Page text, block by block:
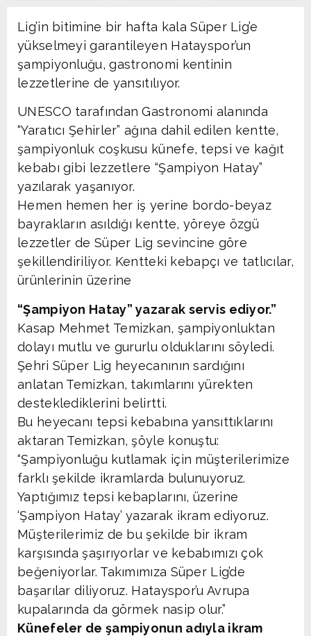
Lig’in bitimine bir hafta kala Süper Lig’e
yükselmeyi garantileyen Hatayspor’un
şampiyonluğu, gastronomi kentinin
lezzetlerine de yansıtılıyor.
UNESCO tarafından Gastronomi alanında
“Yaratıcı Şehirler” ağına dahil edilen kentte,
şampiyonluk coşkusu künefe, tepsi ve kağıt
kebabı gibi lezzetlere “Şampiyon Hatay”
yazılarak yaşanıyor.
Hemen hemen her iş yerine bordo-beyaz
bayrakların asıldığı kentte, yöreye özgü
lezzetler de Süper Lig sevincine göre
şekillendiriliyor. Kentteki kebapçı ve tatlıcılar,
ürünlerinin üzerine
“Şampiyon Hatay” yazarak servis ediyor.”
Kasap Mehmet Temizkan, şampiyonluktan
dolayı mutlu ve gururlu olduklarını söyledi.
Şehri Süper Lig heyecanının sardığını
anlatan Temizkan, takımlarını yürekten
desteklediklerini belirtti.
Bu heyecanı tepsi kebabına yansıttıklarını
aktaran Temizkan, şöyle konuştu:
“Şampiyonluğu kutlamak için müşterilerimize
farklı şekilde ikramlarda bulunuyoruz.
Yaptığımız tepsi kebaplarını, üzerine
‘Şampiyon Hatay’ yazarak ikram ediyoruz.
Müşterilerimiz de bu şekilde bir ikram
karşısında şaşırıyorlar ve kebabımızı çok
beğeniyorlar. Takımımıza Süper Lig’de
başarılar diliyoruz. Hatayspor’u Avrupa
kupalarında da görmek nasip olur.”
Künefeler de şampiyonun adıyla ikram